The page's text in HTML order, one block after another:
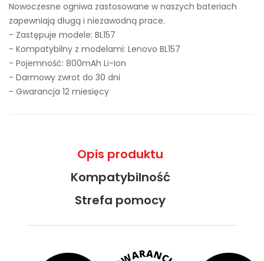
Nowoczesne ogniwa zastosowane w naszych bateriach
zapewniają długą i niezawodną prace.
- Zastępuje modele: BL157
- Kompatybilny z modelami: Lenovo BL157
- Pojemność: 800mAh Li-Ion
- Darmowy zwrot do 30 dni
- Gwarancja 12 miesięcy
Opis produktu
Kompatybilność
Strefa pomocy